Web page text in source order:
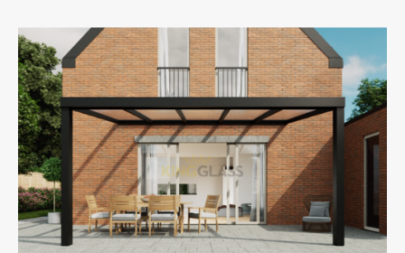
Bezorging
Afhalen
Montage
Betaalmethoden
Garantie
Deutsch